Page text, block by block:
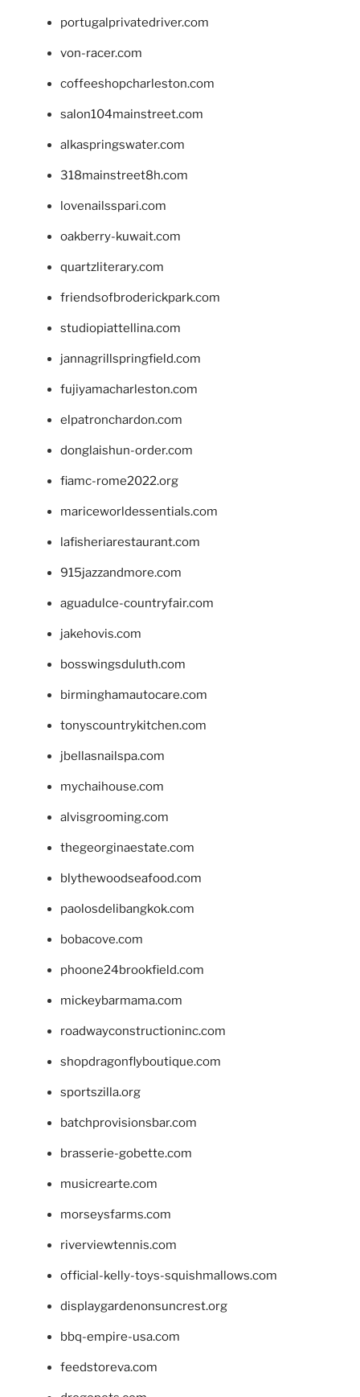
portugalprivatedriver.com
von-racer.com
coffeeshopcharleston.com
salon104mainstreet.com
alkaspringswater.com
318mainstreet8h.com
lovenailsspari.com
oakberry-kuwait.com
quartzliterary.com
friendsofbroderickpark.com
studiopiattellina.com
jannagrillspringfield.com
fujiyamacharleston.com
elpatronchardon.com
donglaishun-order.com
fiamc-rome2022.org
mariceworldessentials.com
lafisheriarestaurant.com
915jazzandmore.com
aguadulce-countryfair.com
jakehovis.com
bosswingsduluth.com
birminghamautocare.com
tonyscountrykitchen.com
jbellasnailspa.com
mychaihouse.com
alvisgrooming.com
thegeorginaestate.com
blythewoodseafood.com
paolosdelibangkok.com
bobacove.com
phoone24brookfield.com
mickeybarmama.com
roadwayconstructioninc.com
shopdragonflyboutique.com
sportszilla.org
batchprovisionsbar.com
brasserie-gobette.com
musicrearte.com
morseysfarms.com
riverviewtennis.com
official-kelly-toys-squishmallows.com
displaygardenonsuncrest.org
bbq-empire-usa.com
feedstoreva.com